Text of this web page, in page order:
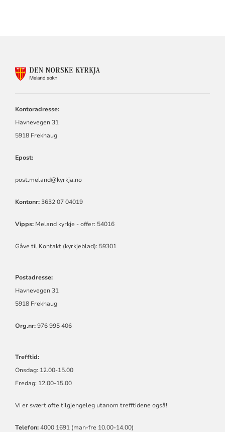
Kontoradresse:
Havnevegen 31
5918 Frekhaug
Epost:
post.meland@kyrkja.no
Kontonr:3632 07 04019
Vipps:Meland kyrkje - offer: 54016
Gåve til Kontakt (kyrkjeblad): 59301
Postadresse:
Havnevegen 31
5918 Frekhaug
Org.nr:976 995 406
Trefftid:
Onsdag: 12.00-15.00
Fredag: 12.00-15.00
Vi er svært ofte tilgjengeleg utanom trefftidene også!
Telefon:4000 1691 (man-fre 10.00-14.00)